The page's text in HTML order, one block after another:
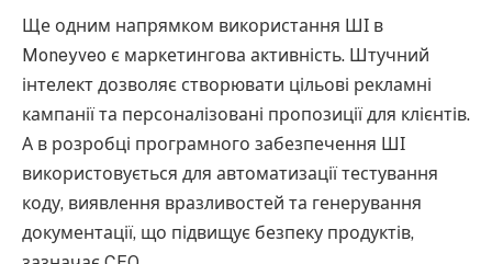
Ще одним напрямком використання ШІ в
Moneyveo є маркетингова активність. Штучний
інтелект дозволяє створювати цільові рекламні
кампанії та персоналізовані пропозиції для клієнтів.
А в розробці програмного забезпечення ШІ
використовується для автоматизації тестування
коду, виявлення вразливостей та генерування
документації, що підвищує безпеку продуктів,